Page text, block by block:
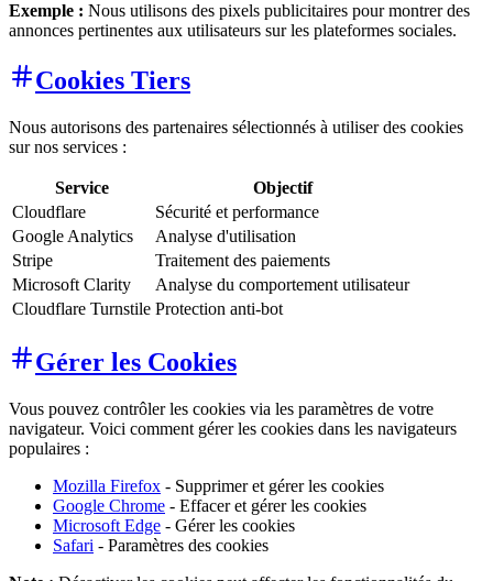
Exemple : Nous utilisons des pixels publicitaires pour montrer des
annonces pertinentes aux utilisateurs sur les plateformes sociales.
Cookies Tiers
Nous autorisons des partenaires sélectionnés à utiliser des cookies
sur nos services :
Service
Objectif
Cloudflare
Sécurité et performance
Google Analytics
Analyse d'utilisation
Stripe
Traitement des paiements
Microsoft Clarity
Analyse du comportement utilisateur
Cloudflare Turnstile Protection anti-bot
Gérer les Cookies
Vous pouvez contrôler les cookies via les paramètres de votre
navigateur. Voici comment gérer les cookies dans les navigateurs
populaires :
Mozilla Firefox - Supprimer et gérer les cookies
Google Chrome - Effacer et gérer les cookies
Microsoft Edge - Gérer les cookies
Safari - Paramètres des cookies